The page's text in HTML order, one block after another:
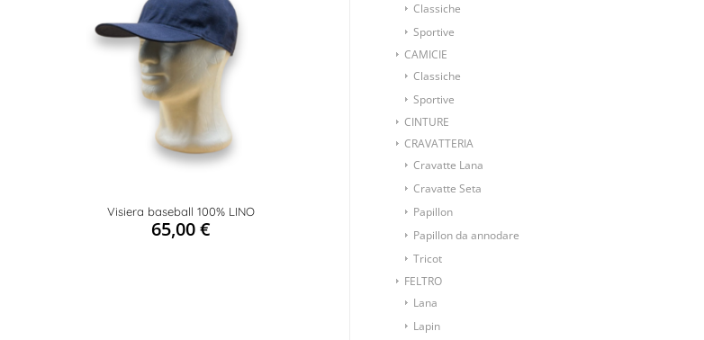
Visiera baseball 100% LINO
65,00€
Classiche
Sportive
CAMICIE
Classiche
Sportive
CINTURE
CRAVATTERIA
Cravatte Lana
Cravatte Seta
Papillon
Papillon da annodare
Tricot
FELTRO
Lana
Lapin